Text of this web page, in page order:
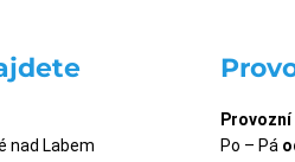
nad Labem
Po – Pá